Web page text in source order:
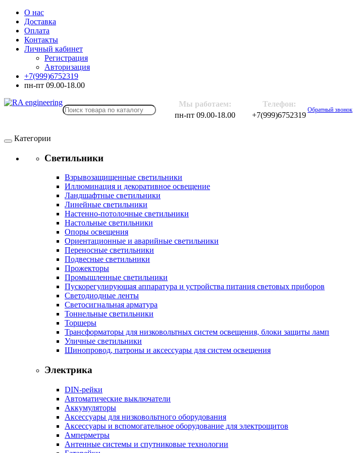
О нас
Доставка
Оплата
Контакты
Личный кабинет
Регистрация
Авторизация
+7(999)6752319
пн-пт 09.00-18.00
Мы работаем:
Телефон:
пн-пт 09.00-18.00
+7(999)6752319
Обратный звонок
Категории
Светильники
Взрывозащищенные светильники
Иллюминация и декоративное освещение
Ландшафтные светильники
Линейные светильники
Настенно-потолочные светильники
Настольные светильники
Опоры освещения
Ориентационные и аварийные светильники
Переносные светильники
Подвесные светильники
Прожекторы
Промышленные светильники
Пускорегулирующая аппаратура и устройства питания световых приборов
Светодиодные ленты
Светосигнальная арматура
Тоннельные светильники
Торшеры
Трансформаторы для низковольтных систем освещения, блоки защиты ламп
Уличные светильники
Шинопровод, патроны и аксессуары для систем освещения
Электрика
DIN-рейки
Автоматические выключатели
Аккумуляторы
Аксессуары для низковольтного оборудования
Аксессуары и вспомогательное оборудование для электрощитов
Амперметры
Антенные системы и спутниковые технологии